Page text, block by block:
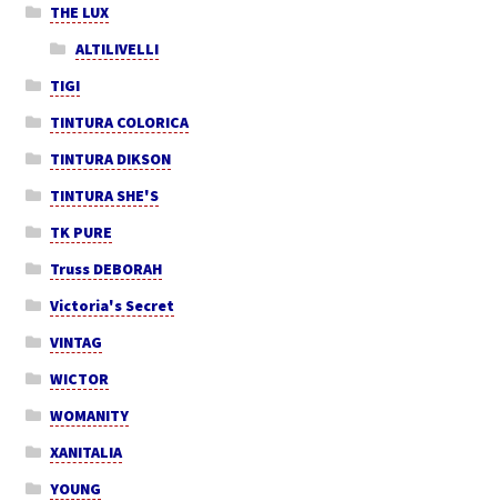
THE LUX
ALTILIVELLI
TIGI
TINTURA COLORICA
TINTURA DIKSON
TINTURA SHE'S
TK PURE
Truss DEBORAH
Victoria's Secret
VINTAG
WICTOR
WOMANITY
XANITALIA
YOUNG